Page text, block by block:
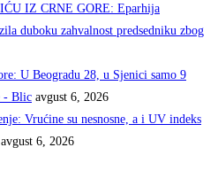
IZ CRNE GORE: Eparhija
duboku zahvalnost predsedniku zbog
U Beogradu 28, u Sjenici samo 9
- Blic avgust 6, 2026
Vrućine su nesnosne, a i UV indeks
avgust 6, 2026